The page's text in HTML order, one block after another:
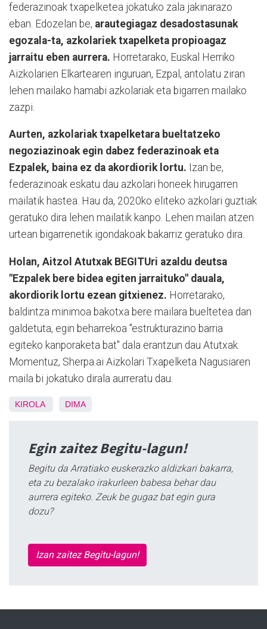
federazinoak txapelketea jokatuko zala jakinarazo
eban. Edozelan be, arautegiagaz desadostasunak
egozala-ta, azkolariek txapelketa propioagaz
jarraitu eben aurrera. Horretarako, Euskal Herriko
Aizkolarien Elkartearen inguruan, Ezpal, antolatu ziran
lehen mailako hamabi azkolariak eta bigarren mailako
zazpi.
Aurten, azkolariak txapelketara bueltatzeko
negoziazinoak egin dabez federazinoak eta
Ezpalek, baina ez da akordiorik lortu. Izan be,
federazinoak eskatu dau azkolari honeek hirugarren
mailatik hastea. Hau da, 2020ko eliteko azkolari guztiak
geratuko dira lehen mailatik kanpo. Lehen mailan atzen
urtean bigarrenetik igondakoak bakarriz geratuko dira.
Holan, Aitzol Atutxak BEGITUri azaldu deutsa
"Ezpalek bere bidea egiten jarraituko" dauala,
akordiorik lortu ezean gitxienez. Horretarako,
baldintza minimoa bakotxa bere mailara bueltetea dan
galdetuta, egin beharrekoa "estrukturazino barria
egiteko kanporaketa bat" dala erantzun dau Atutxak.
Momentuz, Sherpa.ai Aizkolari Txapelketa Nagusiaren
maila bi jokatuko dirala aurreratu dau.
KIROLA DIMA
Egin zaitez Begitu-lagun!
Begitu da Arratiako euskerazko aldizkari bakarra,
eta zu bezalako irakurleen babesa behar dau
aurrera egiteko. Zeuk be gugaz bat egin gura
dozu?
Izan zaitez Begitu-lagun!